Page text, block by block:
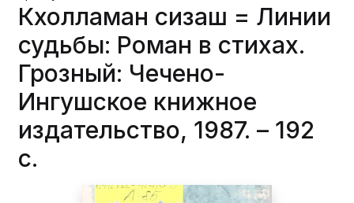
Кхолламан сизаш = Линии
судьбы: Роман в стихах.
Грозный: Чечено-
Ингушское книжное
издательство, 1987. – 192
с.